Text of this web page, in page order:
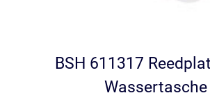
BSH 611317
Wassertasche